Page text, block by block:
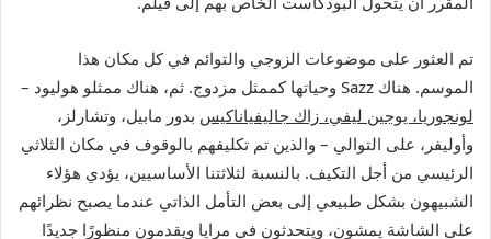
تم العثور على موضوعات الزوجي والتوائم في كل مكان هذا
الموسم. هناك Sazz وحياتها كممثل مزدوج. ثم، هناك ممثلو هوليود –
لونجوريا، يوجين ليفي، زاك جاليفياناكيس بدور مابيل، وتشارلز،
وأوليفر، على التوالي – والذين تم تكليفهم بالوقوف في مكان الثلاثي
الرئيسي من أجل التكيف. بالنسبة لثلاثتنا الأساسيين، يؤدي هؤلاء
الشبيهون بشكل طبيعي إلى بعض التأمل الذاتي عندما يصبح نظرائهم
على الشاشة يمشون، ويتحدثون في مرايا ويقدمون منظورًا جديدًا